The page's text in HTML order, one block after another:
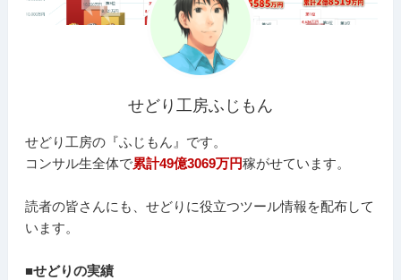
せどり工房ふじもん
せどり工房の『ふじもん』です。
コンサル生全体で累計49億3069万円稼がせています。
読者の皆さんにも、せどりに役立つツール情報を配布して
います。
■せどりの実績